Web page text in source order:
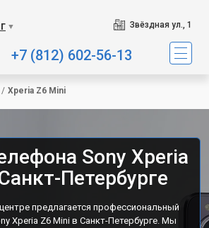
▼ Звёздная ул., 1
+7 (812) 602-56-13
/ Xperia Z6 Mini
Sony Xperia
Петербурге
предлагается профессиональный
Xperia Z6 Mini в Санкт-Петербурге. Мы